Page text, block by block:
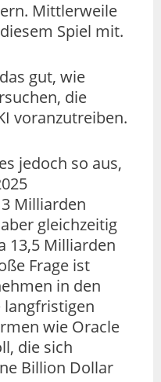
Mittlerweile
Spiel mit.
gut, wie
die
voranzutreiben.
jedoch so aus,
Milliarden
gleichzeitig
13,5 Milliarden
Frage ist
in den
langfristigen
wie Oracle
die sich
Billion Dollar